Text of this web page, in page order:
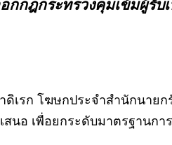
กกฎกระทรวงคุมเข้มผู้รั
ดิเรก โฆษกประจำสำนักนา
สนอ เพื่อยกระดับมาตรฐาน